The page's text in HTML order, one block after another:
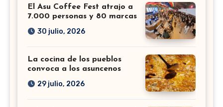
El Asu Coffee Fest atrajo a
7.000 personas y 80 marcas
30 julio, 2026
La cocina de los pueblos
convoca a los asuncenos
29 julio, 2026